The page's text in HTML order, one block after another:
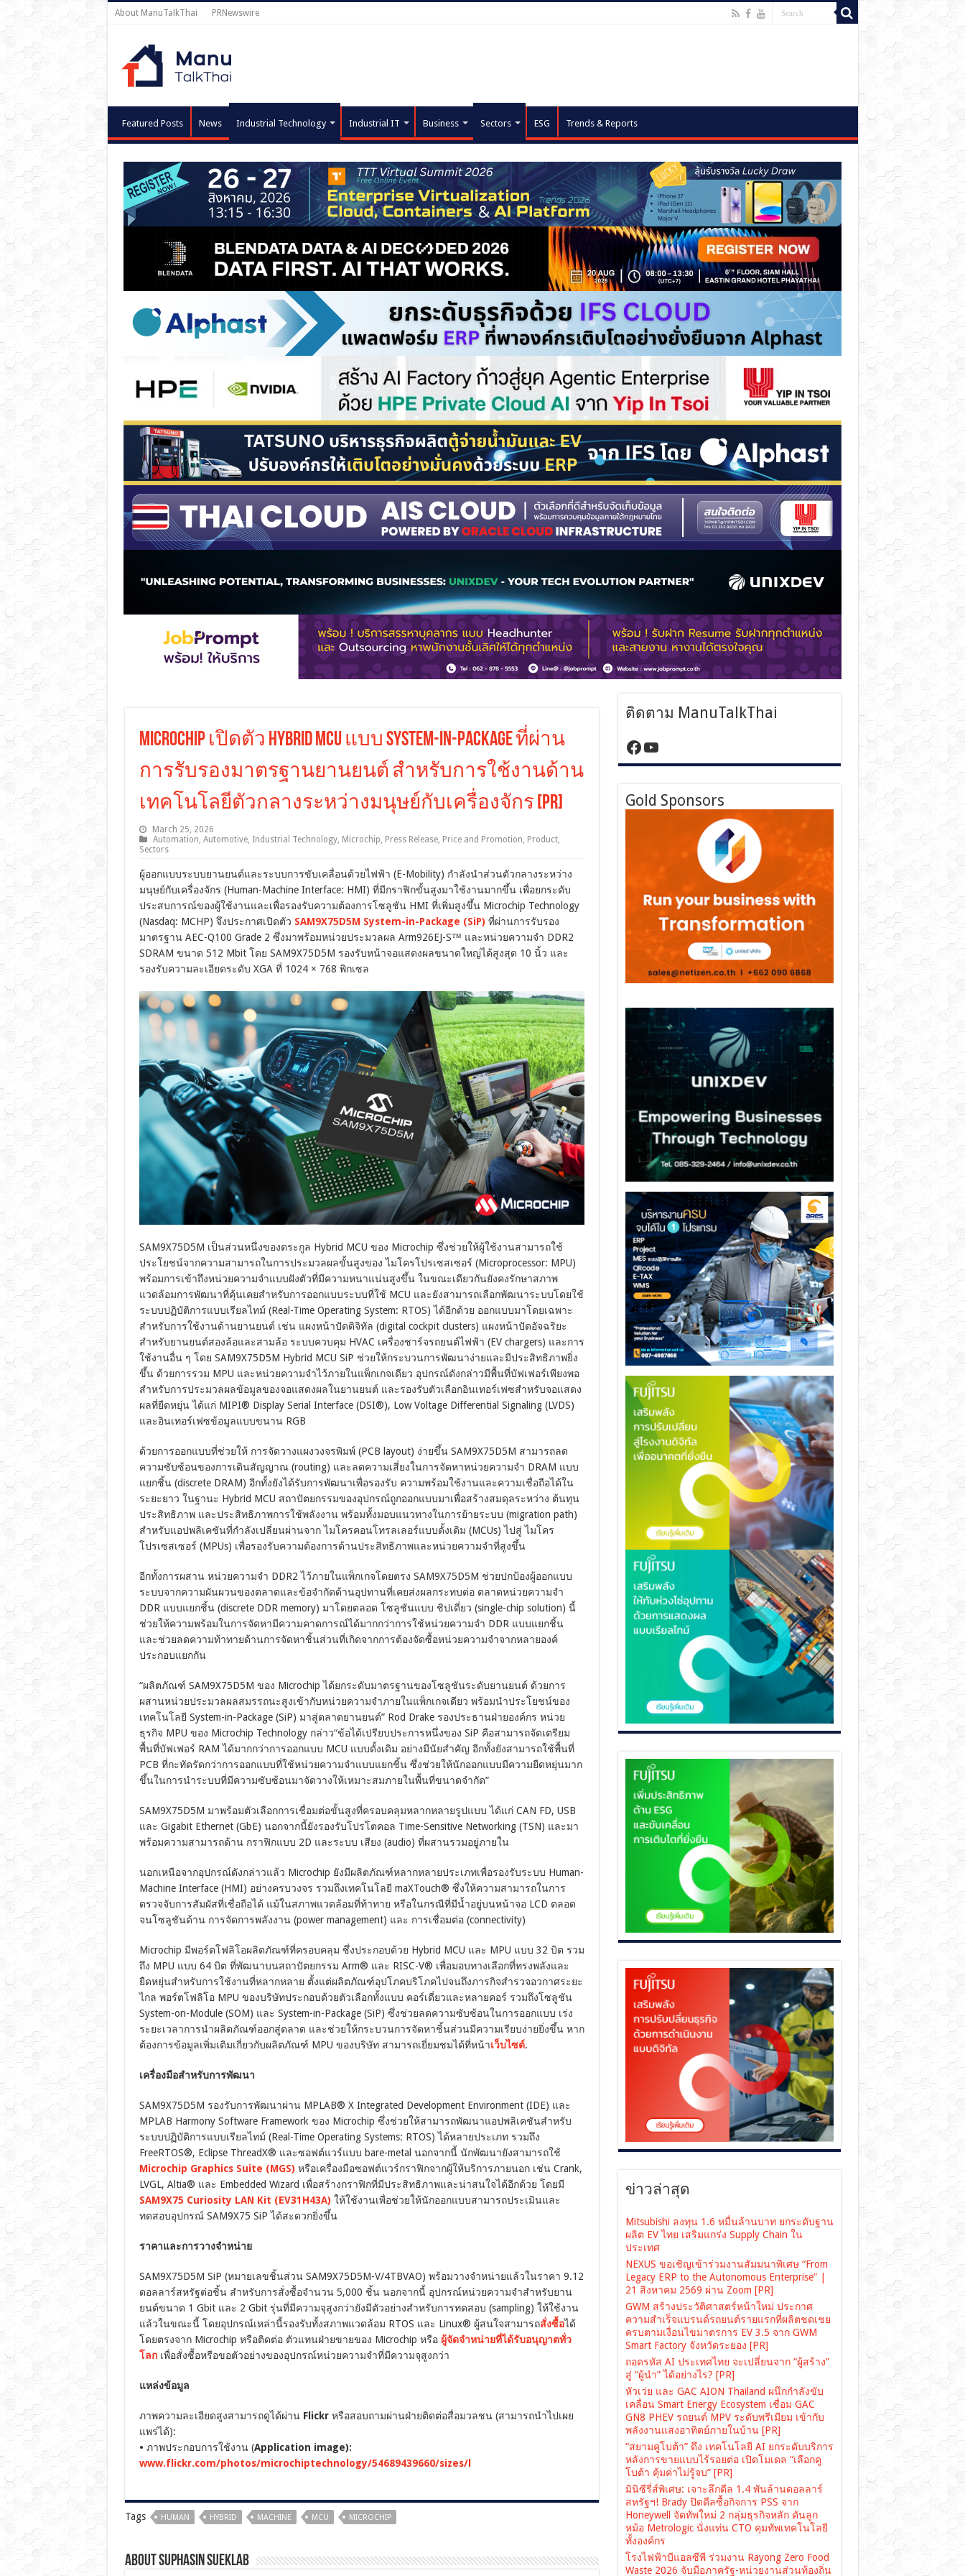
About ManuTalkThai PRNewswire
Featured Posts News Industrial Technology Industrial IT Business Sectors ESG Trends & Reports
Microchip เปิดตัว Hybrid MCU แบบ System-in-Package ที่ผ่าน
การรับรองมาตรฐานยานยนต์ สำหรับการใช้งานด้าน
เทคโนโลยีตัวกลางระหว่างมนุษย์กับเครื่องจักร [PR]
March 25, 2026
Automation, Automotive, Industrial Technology, Microchip, Press Release, Price and Promotion, Product,
Sectors
ผู้ออกแบบระบบยานยนต์และระบบการขับเคลื่อนด้วยไฟฟ้า (E-Mobility) กำลังนำส่วนตัวกลางระหว่าง
มนุษย์กับเครื่องจักร (Human-Machine Interface: HMI) ที่มีกราฟิกขั้นสูงมาใช้งานมากขึ้น เพื่อยกระดับ
ประสบการณ์ของผู้ใช้งานและเพื่อรองรับความต้องการโซลูชัน HMI ที่เพิ่มสูงขึ้น Microchip Technology
(Nasdaq: MCHP) จึงประกาศเปิดตัว SAM9X75D5M System-in-Package (SiP) ที่ผ่านการรับรอง
มาตรฐาน AEC-Q100 Grade 2 ซึ่งมาพร้อมหน่วยประมวลผล Arm926EJ-S™ และหน่วยความจำ DDR2
SDRAM ขนาด 512 Mbit โดย SAM9X75D5M รองรับหน้าจอแสดงผลขนาดใหญ่ได้สูงสุด 10 นิ้ว และ
รองรับความละเอียดระดับ XGA ที่ 1024 × 768 พิกเซล
SAM9X75D5M เป็นส่วนหนึ่งของตระกูล Hybrid MCU ของ Microchip ซึ่งช่วยให้ผู้ใช้งานสามารถใช้
ประโยชน์จากความสามารถในการประมวลผลขั้นสูงของ ไมโครโปรเซสเซอร์ (Microprocessor: MPU)
พร้อมการเข้าถึงหน่วยความจำแบบฝังตัวที่มีความหนาแน่นสูงขึ้น ในขณะเดียวกันยังคงรักษาสภาพ
แวดล้อมการพัฒนาที่คุ้นเคยสำหรับการออกแบบระบบที่ใช้ MCU และยังสามารถเลือกพัฒนาระบบโดยใช้
ระบบปฏิบัติการแบบเรียลไทม์ (Real-Time Operating System: RTOS) ได้อีกด้วย ออกแบบมาโดยเฉพาะ
สำหรับการใช้งานด้านยานยนต์ เช่น แผงหน้าปัดดิจิทัล (digital cockpit clusters) แผงหน้าปัดอัจฉริยะ
สำหรับยานยนต์สองล้อและสามล้อ ระบบควบคุม HVAC เครื่องชาร์จรถยนต์ไฟฟ้า (EV chargers) และการ
ใช้งานอื่น ๆ โดย SAM9X75D5M Hybrid MCU SiP ช่วยให้กระบวนการพัฒนาง่ายและมีประสิทธิภาพยิ่ง
ขึ้น ด้วยการรวม MPU และหน่วยความจำไว้ภายในแพ็กเกจเดียว อุปกรณ์ดังกล่าวมีพื้นที่บัฟเฟอร์เพียงพอ
สำหรับการประมวลผลข้อมูลของจอแสดงผลในยานยนต์ และรองรับตัวเลือกอินเทอร์เฟซสำหรับจอแสดง
ผลที่ยืดหยุ่น ได้แก่ MIPI® Display Serial Interface (DSI®), Low Voltage Differential Signaling (LVDS)
และอินเทอร์เฟซข้อมูลแบบขนาน RGB
ด้วยการออกแบบที่ช่วยให้ การจัดวางแผงวงจรพิมพ์ (PCB layout) ง่ายขึ้น SAM9X75D5M สามารถลด
ความซับซ้อนของการเดินสัญญาณ (routing) และลดความเสี่ยงในการจัดหาหน่วยความจำ DRAM แบบ
แยกชิ้น (discrete DRAM) อีกทั้งยังได้รับการพัฒนาเพื่อรองรับ ความพร้อมใช้งานและความเชื่อถือได้ใน
ระยะยาว ในฐานะ Hybrid MCU สถาปัตยกรรมของอุปกรณ์ถูกออกแบบมาเพื่อสร้างสมดุลระหว่าง ต้นทุน
ประสิทธิภาพ และประสิทธิภาพการใช้พลังงาน พร้อมทั้งมอบแนวทางในการย้ายระบบ (migration path)
สำหรับแอปพลิเคชันที่กำลังเปลี่ยนผ่านจาก ไมโครคอนโทรลเลอร์แบบดั้งเดิม (MCUs) ไปสู่ ไมโคร
โปรเซสเซอร์ (MPUs) เพื่อรองรับความต้องการด้านประสิทธิภาพและหน่วยความจำที่สูงขึ้น
อีกทั้งการผสาน หน่วยความจำ DDR2 ไว้ภายในแพ็กเกจโดยตรง SAM9X75D5M ช่วยปกป้องผู้ออกแบบ
ระบบจากความผันผวนของตลาดและข้อจำกัดด้านอุปทานที่เคยส่งผลกระทบต่อ ตลาดหน่วยความจำ
DDR แบบแยกชิ้น (discrete DDR memory) มาโดยตลอด โซลูชันแบบ ชิปเดี่ยว (single-chip solution) นี้
ช่วยให้ความพร้อมในการจัดหามีความคาดการณ์ได้มากกว่าการใช้หน่วยความจำ DDR แบบแยกชิ้น
และช่วยลดความท้าทายด้านการจัดหาชิ้นส่วนที่เกิดจากการต้องจัดซื้อหน่วยความจำจากหลายองค์
ประกอบแยกกัน
“ผลิตภัณฑ์ SAM9X75D5M ของ Microchip ได้ยกระดับมาตรฐานของโซลูชันระดับยานยนต์ ด้วยการ
ผสานหน่วยประมวลผลสมรรถนะสูงเข้ากับหน่วยความจำภายในแพ็กเกจเดียว พร้อมนำประโยชน์ของ
เทคโนโลยี System-in-Package (SiP) มาสู่ตลาดยานยนต์” Rod Drake รองประธานฝ่ายองค์กร หน่วย
ธุรกิจ MPU ของ Microchip Technology กล่าว“ข้อได้เปรียบประการหนึ่งของ SiP คือสามารถจัดเตรียม
พื้นที่บัฟเฟอร์ RAM ได้มากกว่าการออกแบบ MCU แบบดั้งเดิม อย่างมีนัยสำคัญ อีกทั้งยังสามารถใช้พื้นที่
PCB ที่กะทัดรัดกว่าการออกแบบที่ใช้หน่วยความจำแบบแยกชิ้น ซึ่งช่วยให้นักออกแบบมีความยืดหยุ่นมาก
ขึ้นในการนำระบบที่มีความซับซ้อนมาจัดวางให้เหมาะสมภายในพื้นที่ขนาดจำกัด”
SAM9X75D5M มาพร้อมตัวเลือกการเชื่อมต่อขั้นสูงที่ครอบคลุมหลากหลายรูปแบบ ได้แก่ CAN FD, USB
และ Gigabit Ethernet (GbE) นอกจากนี้ยังรองรับโปรโตคอล Time-Sensitive Networking (TSN) และมา
พร้อมความสามารถด้าน กราฟิกแบบ 2D และระบบ เสียง (audio) ที่ผสานรวมอยู่ภายใน
นอกเหนือจากอุปกรณ์ดังกล่าวแล้ว Microchip ยังมีผลิตภัณฑ์หลากหลายประเภทเพื่อรองรับระบบ Human-
Machine Interface (HMI) อย่างครบวงจร รวมถึงเทคโนโลยี maXTouch® ซึ่งให้ความสามารถในการ
ตรวจจับการสัมผัสที่เชื่อถือได้ แม้ในสภาพแวดล้อมที่ท้าทาย หรือในกรณีที่มีน้ำอยู่บนหน้าจอ LCD ตลอด
จนโซลูชันด้าน การจัดการพลังงาน (power management) และ การเชื่อมต่อ (connectivity)
Microchip มีพอร์ตโฟลิโอผลิตภัณฑ์ที่ครอบคลุม ซึ่งประกอบด้วย Hybrid MCU และ MPU แบบ 32 บิต รวม
ถึง MPU แบบ 64 บิต ที่พัฒนาบนสถาปัตยกรรม Arm® และ RISC-V® เพื่อมอบทางเลือกที่ทรงพลังและ
ยืดหยุ่นสำหรับการใช้งานที่หลากหลาย ตั้งแต่ผลิตภัณฑ์อุปโภคบริโภคไปจนถึงภารกิจสำรวจอวกาศระยะ
ไกล พอร์ตโฟลิโอ MPU ของบริษัทประกอบด้วยตัวเลือกทั้งแบบ คอร์เดี่ยวและหลายคอร์ รวมถึงโซลูชัน
System-on-Module (SOM) และ System-in-Package (SiP) ซึ่งช่วยลดความซับซ้อนในการออกแบบ เร่ง
ระยะเวลาการนำผลิตภัณฑ์ออกสู่ตลาด และช่วยให้กระบวนการจัดหาชิ้นส่วนมีความเรียบง่ายยิ่งขึ้น หาก
ต้องการข้อมูลเพิ่มเติมเกี่ยวกับผลิตภัณฑ์ MPU ของบริษัท สามารถเยี่ยมชมได้ที่หน้าเว็บไซต์.
เครื่องมือสำหรับการพัฒนา
SAM9X75D5M รองรับการพัฒนาผ่าน MPLAB® X Integrated Development Environment (IDE) และ
MPLAB Harmony Software Framework ของ Microchip ซึ่งช่วยให้สามารถพัฒนาแอปพลิเคชันสำหรับ
ระบบปฏิบัติการแบบเรียลไทม์ (Real-Time Operating Systems: RTOS) ได้หลายประเภท รวมถึง
FreeRTOS®, Eclipse ThreadX® และซอฟต์แวร์แบบ bare-metal นอกจากนี้ นักพัฒนายังสามารถใช้
Microchip Graphics Suite (MGS) หรือเครื่องมือซอฟต์แวร์กราฟิกจากผู้ให้บริการภายนอก เช่น Crank,
LVGL, Altia® และ Embedded Wizard เพื่อสร้างกราฟิกที่มีประสิทธิภาพและน่าสนใจได้อีกด้วย โดยมี
SAM9X75 Curiosity LAN Kit (EV31H43A) ให้ใช้งานเพื่อช่วยให้นักออกแบบสามารถประเมินและ
ทดสอบอุปกรณ์ SAM9X75 SiP ได้สะดวกยิ่งขึ้น
ราคาและการวางจำหน่าย
SAM9X75D5M SiP (หมายเลขชิ้นส่วน SAM9X75D5M-V/4TBVAO) พร้อมวางจำหน่ายแล้วในราคา 9.12
ดอลลาร์สหรัฐต่อชิ้น สำหรับการสั่งซื้อจำนวน 5,000 ชิ้น นอกจากนี้ อุปกรณ์หน่วยความจำสำหรับยาน
ยนต์ขนาด 1 Gbit และ 2 Gbit รุ่นที่มีความจุสูงกว่ายังมีตัวอย่างสำหรับการทดสอบ (sampling) ให้ใช้งาน
แล้วในขณะนี้ โดยอุปกรณ์เหล่านี้รองรับทั้งสภาพแวดล้อม RTOS และ Linux® ผู้สนใจสามารถสั่งซื้อได้
โดยตรงจาก Microchip หรือติดต่อ ตัวแทนฝ่ายขายของ Microchip หรือ ผู้จัดจำหน่ายที่ได้รับอนุญาตทั่ว
โลก เพื่อสั่งซื้อหรือขอตัวอย่างของอุปกรณ์หน่วยความจำที่มีความจุสูงกว่า
แหล่งข้อมูล
ภาพความละเอียดสูงสามารถดูได้ผ่าน Flickr หรือสอบถามผ่านฝ่ายติดต่อสื่อมวลชน (สามารถนำไปเผย
แพร่ได้):
• ภาพประกอบการใช้งาน (Application image):
www.flickr.com/photos/microchiptechnology/54689439660/sizes/l
Tags HUMAN HYBRID MACHINE MCU MICROCHIP
About Suphasin Sueklab
ติดตาม ManuTalkThai
https://www.facebook.com/manutalkthai/
YouTube
Gold Sponsors
ข่าวล่าสุด
Mitsubishi ลงทุน 1.6 หมื่นล้านบาท ยกระดับฐาน
ผลิต EV ไทย เสริมแกร่ง Supply Chain ใน
ประเทศ
NEXUS ขอเชิญเข้าร่วมงานสัมมนาพิเศษ “From
Legacy ERP to the Autonomous Enterprise” |
21 สิงหาคม 2569 ผ่าน Zoom [PR]
GWM สร้างประวัติศาสตร์หน้าใหม่ ประกาศ
ความสำเร็จแบรนด์รถยนต์รายแรกที่ผลิตชดเชย
ครบตามเงื่อนไขมาตรการ EV 3.5 จาก GWM
Smart Factory จังหวัดระยอง [PR]
ถอดรหัส AI ประเทศไทย จะเปลี่ยนจาก “ผู้สร้าง”
สู่ “ผู้นำ” ได้อย่างไร? [PR]
หัวเว่ย และ GAC AION Thailand ผนึกกำลังขับ
เคลื่อน Smart Energy Ecosystem เชื่อม GAC
GN8 PHEV รถยนต์ MPV ระดับพรีเมียม เข้ากับ
พลังงานแสงอาทิตย์ภายในบ้าน [PR]
“สยามคูโบต้า” ดึง เทคโนโลยี AI ยกระดับบริการ
หลังการขายแบบไร้รอยต่อ เปิดโมเดล “เลือกคู
โบต้า คุ้มค่าไม่รู้จบ” [PR]
มินิซีรี่ส์พิเศษ: เจาะลึกดีล 1.4 พันล้านดอลลาร์
สหรัฐฯ! Brady ปิดดีลซื้อกิจการ PSS จาก
Honeywell จัดทัพใหม่ 2 กลุ่มธุรกิจหลัก ดันลูก
หม้อ Metrologic นั่งแท่น CTO คุมทัพเทคโนโลยี
ทั้งองค์กร
โรงไฟฟ้าบีแอลซีพี ร่วมงาน Rayong Zero Food
Waste 2026 จับมือภาครัฐ-หน่วยงานส่วนท้องถิ่น